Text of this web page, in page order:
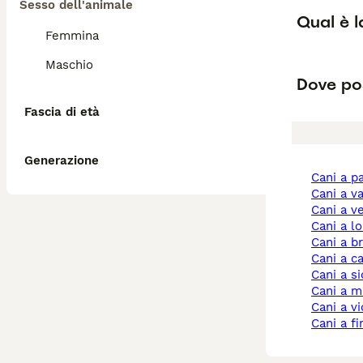
Sesso dell'animale
Femmina
Maschio
Fascia di età
Generazione
Qual è
Dove
cani a
cani a
cani a
cani a
cani a
cani a
cani a
cani a
cani a
cani a